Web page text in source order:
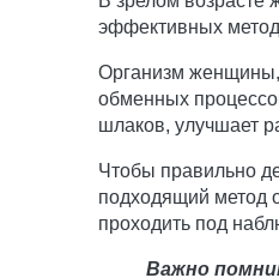
эффективных
Организм
обменных
шлаков, улучшает
Чтобы правильно
подходящий метод
проходить под
Важно